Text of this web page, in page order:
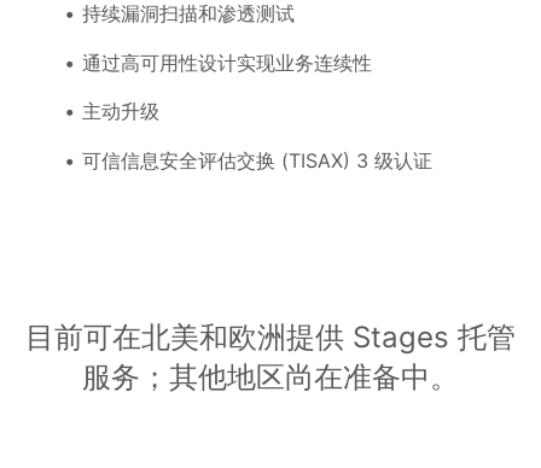
持续漏洞扫描和渗透测试
通过高可用性设计实现业务连续性
主动升级
可信信息安全评估交换 (TISAX) 3 级认证
目前可在北美和欧洲提供 Stages 托管
服务；其他地区尚在准备中。